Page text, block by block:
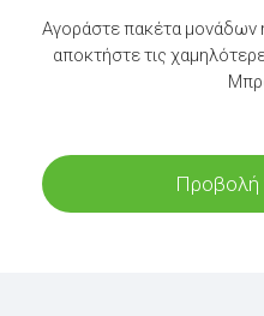
Αγοράστε πακέτα μονάδων
αποκτήστε τις